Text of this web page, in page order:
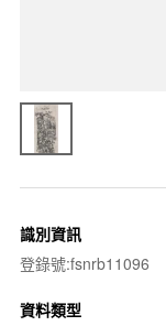
識別資訊
登錄號:fsnrb11096
資料類型